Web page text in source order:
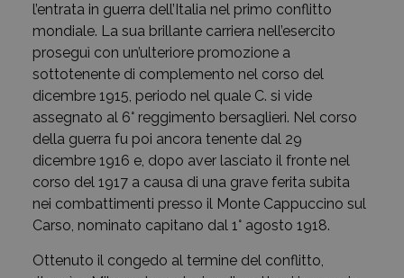
l’entrata in guerra dell’Italia nel primo conflitto
mondiale. La sua brillante carriera nell’esercito
proseguì con un’ulteriore promozione a
sottotenente di complemento nel corso del
dicembre 1915, periodo nel quale C. si vide
assegnato al 6° reggimento bersaglieri. Nel corso
della guerra fu poi ancora tenente dal 29
dicembre 1916 e, dopo aver lasciato il fronte nel
corso del 1917 a causa di una grave ferita subita
nei combattimenti presso il Monte Cappuccino sul
Carso, nominato capitano dal 1° agosto 1918.
Ottenuto il congedo al termine del conflitto,